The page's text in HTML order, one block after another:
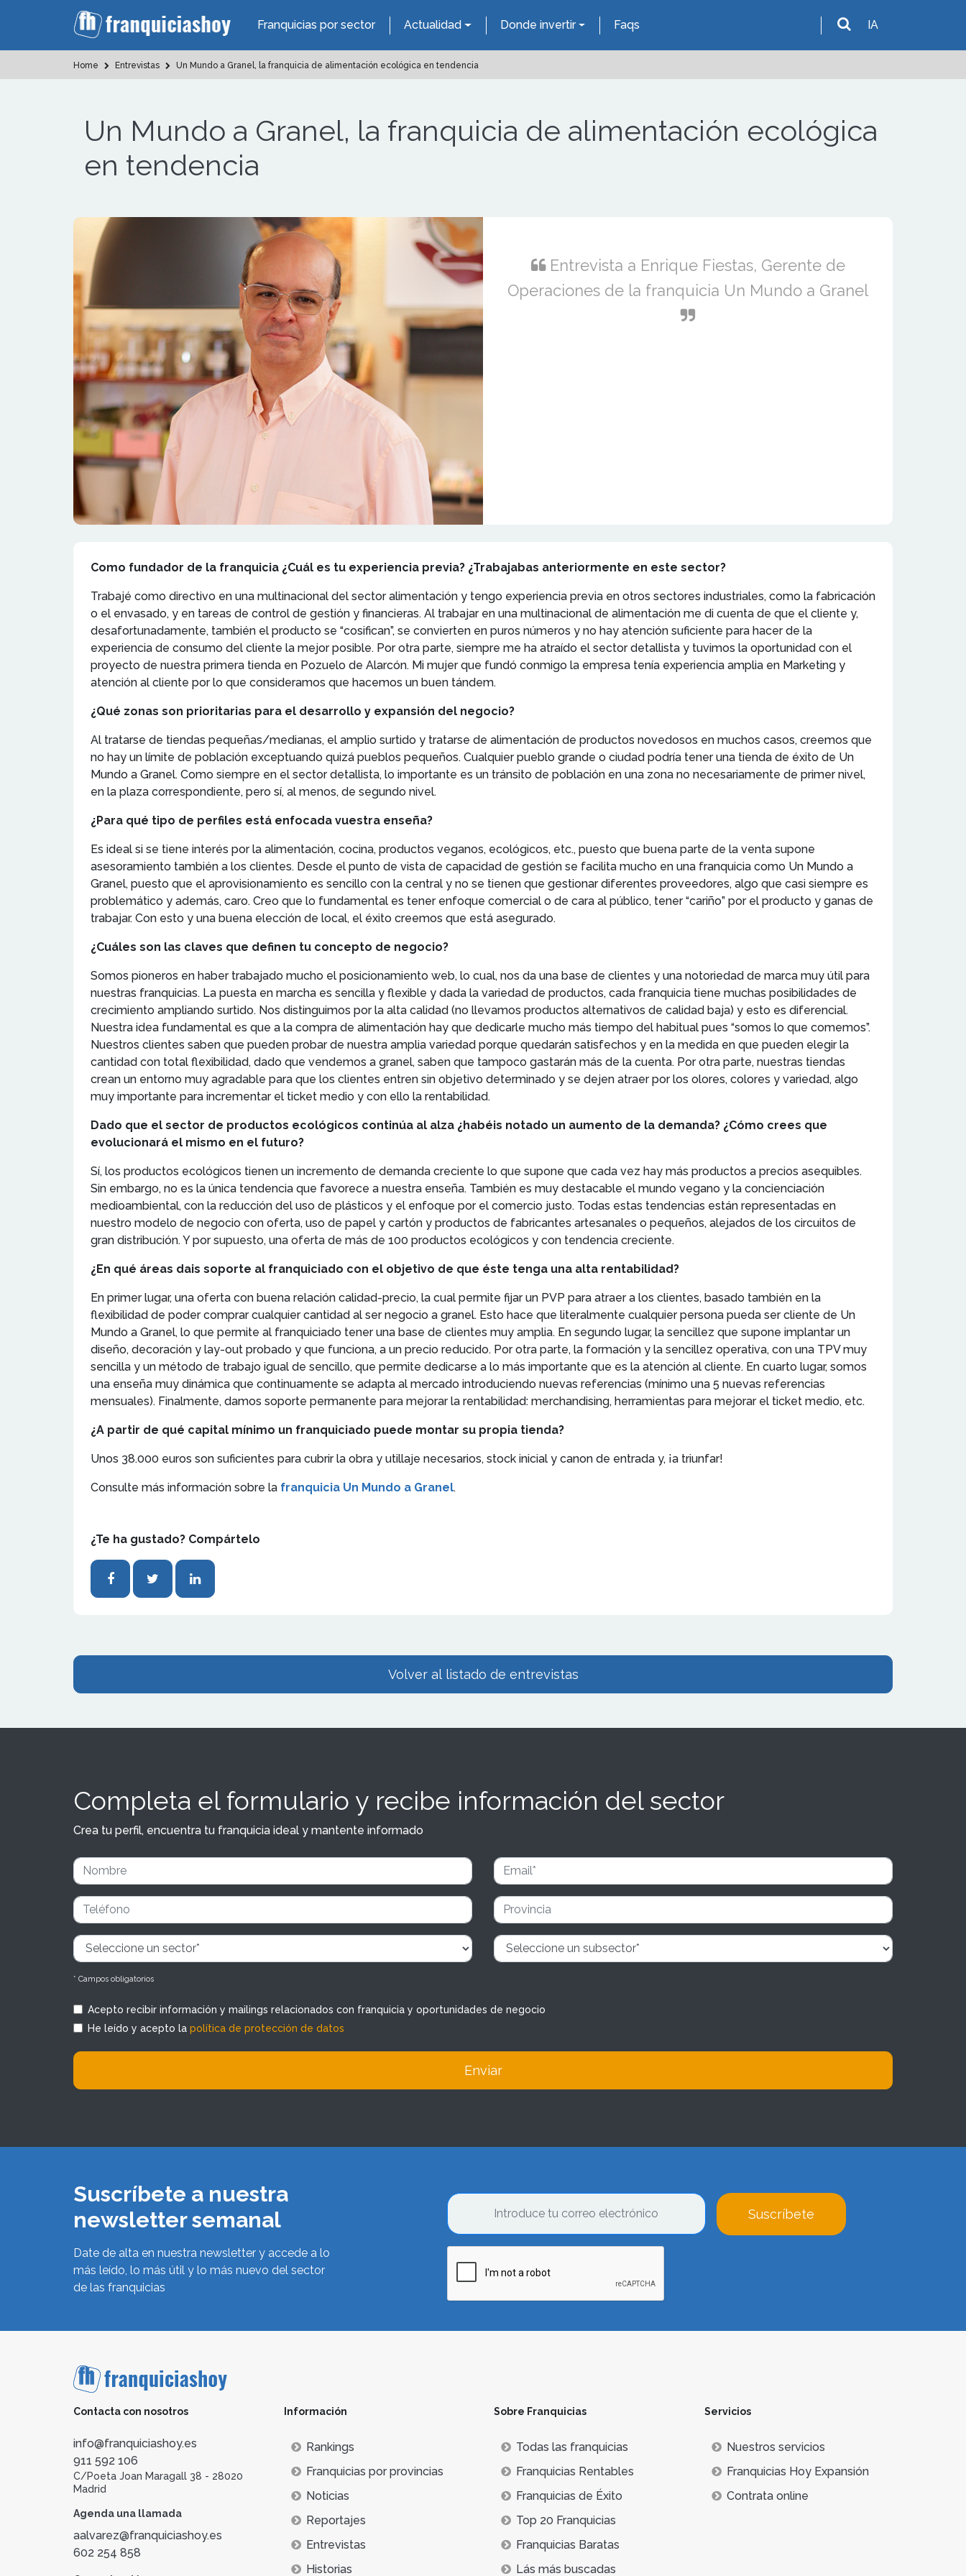
Franquicias por sector Actualidad Donde invertir Faqs IA
Home Entrevistas Un Mundo a Granel, la franquicia de alimentación ecológica en tendencia
Un Mundo a Granel, la franquicia de alimentación ecológica
en tendencia
Entrevista a Enrique Fiestas, Gerente de
Operaciones de la franquicia Un Mundo a Granel
Como fundador de la franquicia ¿Cuál es tu experiencia previa? ¿Trabajabas anteriormente en este sector?
Trabajé como directivo en una multinacional del sector alimentación y tengo experiencia previa en otros sectores industriales, como la fabricación
o el envasado, y en tareas de control de gestión y financieras. Al trabajar en una multinacional de alimentación me di cuenta de que el cliente y,
desafortunadamente, también el producto se “cosifican”, se convierten en puros números y no hay atención suficiente para hacer de la
experiencia de consumo del cliente la mejor posible. Por otra parte, siempre me ha atraído el sector detallista y tuvimos la oportunidad con el
proyecto de nuestra primera tienda en Pozuelo de Alarcón. Mi mujer que fundó conmigo la empresa tenía experiencia amplia en Marketing y
atención al cliente por lo que consideramos que hacemos un buen tándem.
¿Qué zonas son prioritarias para el desarrollo y expansión del negocio?
Al tratarse de tiendas pequeñas/medianas, el amplio surtido y tratarse de alimentación de productos novedosos en muchos casos, creemos que
no hay un límite de población exceptuando quizá pueblos pequeños. Cualquier pueblo grande o ciudad podría tener una tienda de éxito de Un
Mundo a Granel. Como siempre en el sector detallista, lo importante es un tránsito de población en una zona no necesariamente de primer nivel,
en la plaza correspondiente, pero sí, al menos, de segundo nivel.
¿Para qué tipo de perfiles está enfocada vuestra enseña?
Es ideal si se tiene interés por la alimentación, cocina, productos veganos, ecológicos, etc., puesto que buena parte de la venta supone
asesoramiento también a los clientes. Desde el punto de vista de capacidad de gestión se facilita mucho en una franquicia como Un Mundo a
Granel, puesto que el aprovisionamiento es sencillo con la central y no se tienen que gestionar diferentes proveedores, algo que casi siempre es
problemático y además, caro. Creo que lo fundamental es tener enfoque comercial o de cara al público, tener “cariño” por el producto y ganas de
trabajar. Con esto y una buena elección de local, el éxito creemos que está asegurado.
¿Cuáles son las claves que definen tu concepto de negocio?
Somos pioneros en haber trabajado mucho el posicionamiento web, lo cual, nos da una base de clientes y una notoriedad de marca muy útil para
nuestras franquicias. La puesta en marcha es sencilla y flexible y dada la variedad de productos, cada franquicia tiene muchas posibilidades de
crecimiento ampliando surtido. Nos distinguimos por la alta calidad (no llevamos productos alternativos de calidad baja) y esto es diferencial.
Nuestra idea fundamental es que a la compra de alimentación hay que dedicarle mucho más tiempo del habitual pues “somos lo que comemos”.
Nuestros clientes saben que pueden probar de nuestra amplia variedad porque quedarán satisfechos y en la medida en que pueden elegir la
cantidad con total flexibilidad, dado que vendemos a granel, saben que tampoco gastarán más de la cuenta. Por otra parte, nuestras tiendas
crean un entorno muy agradable para que los clientes entren sin objetivo determinado y se dejen atraer por los olores, colores y variedad, algo
muy importante para incrementar el ticket medio y con ello la rentabilidad.
Dado que el sector de productos ecológicos continúa al alza ¿habéis notado un aumento de la demanda? ¿Cómo crees que
evolucionará el mismo en el futuro?
Sí, los productos ecológicos tienen un incremento de demanda creciente lo que supone que cada vez hay más productos a precios asequibles.
Sin embargo, no es la única tendencia que favorece a nuestra enseña. También es muy destacable el mundo vegano y la concienciación
medioambiental, con la reducción del uso de plásticos y el enfoque por el comercio justo. Todas estas tendencias están representadas en
nuestro modelo de negocio con oferta, uso de papel y cartón y productos de fabricantes artesanales o pequeños, alejados de los circuitos de
gran distribución. Y por supuesto, una oferta de más de 100 productos ecológicos y con tendencia creciente.
¿En qué áreas dais soporte al franquiciado con el objetivo de que éste tenga una alta rentabilidad?
En primer lugar, una oferta con buena relación calidad-precio, la cual permite fijar un PVP para atraer a los clientes, basado también en la
flexibilidad de poder comprar cualquier cantidad al ser negocio a granel. Esto hace que literalmente cualquier persona pueda ser cliente de Un
Mundo a Granel, lo que permite al franquiciado tener una base de clientes muy amplia. En segundo lugar, la sencillez que supone implantar un
diseño, decoración y lay-out probado y que funciona, a un precio reducido. Por otra parte, la formación y la sencillez operativa, con una TPV muy
sencilla y un método de trabajo igual de sencillo, que permite dedicarse a lo más importante que es la atención al cliente. En cuarto lugar, somos
una enseña muy dinámica que continuamente se adapta al mercado introduciendo nuevas referencias (mínimo una 5 nuevas referencias
mensuales). Finalmente, damos soporte permanente para mejorar la rentabilidad: merchandising, herramientas para mejorar el ticket medio, etc.
¿A partir de qué capital mínimo un franquiciado puede montar su propia tienda?
Unos 38.000 euros son suficientes para cubrir la obra y utillaje necesarios, stock inicial y canon de entrada y, ¡a triunfar!
Consulte más información sobre la franquicia Un Mundo a Granel.
¿Te ha gustado? Compártelo
Volver al listado de entrevistas
Completa el formulario y recibe información del sector
Crea tu perfil, encuentra tu franquicia ideal y mantente informado
* Campos obligatorios
Acepto recibir información y mailings relacionados con franquicia y oportunidades de negocio
He leído y acepto la política de protección de datos
Enviar
Suscríbete a nuestra
newsletter semanal
Date de alta en nuestra newsletter y accede a lo
más leído, lo más útil y lo más nuevo del sector
de las franquicias
Suscríbete
Contacta con nosotros
info@franquiciashoy.es
911 592 106
C/Poeta Joan Maragall 38 - 28020
Madrid
Agenda una llamada
aalvarez@franquiciashoy.es
602 254 858
Información
Rankings
Franquicias por provincias
Noticias
Reportajes
Entrevistas
Historias
Sobre Franquicias
Todas las franquicias
Franquicias Rentables
Franquicias de Éxito
Top 20 Franquicias
Franquicias Baratas
Lás más buscadas
Servicios
Nuestros servicios
Franquicias Hoy Expansión
Contrata online